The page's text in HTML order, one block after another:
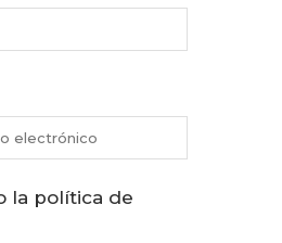
la política de